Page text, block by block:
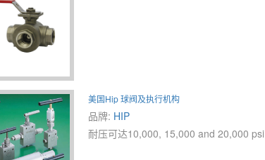
美国Hip 球阀及执行机构
品牌: HIP
耐压可达10,000, 15,000 and 20,000 psi